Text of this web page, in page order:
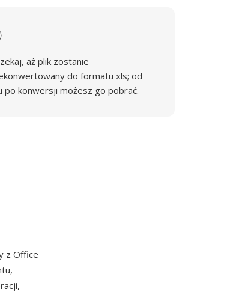
aż plik zostanie
do formatu xls; od
po konwersji możesz go pobrać.
z Office